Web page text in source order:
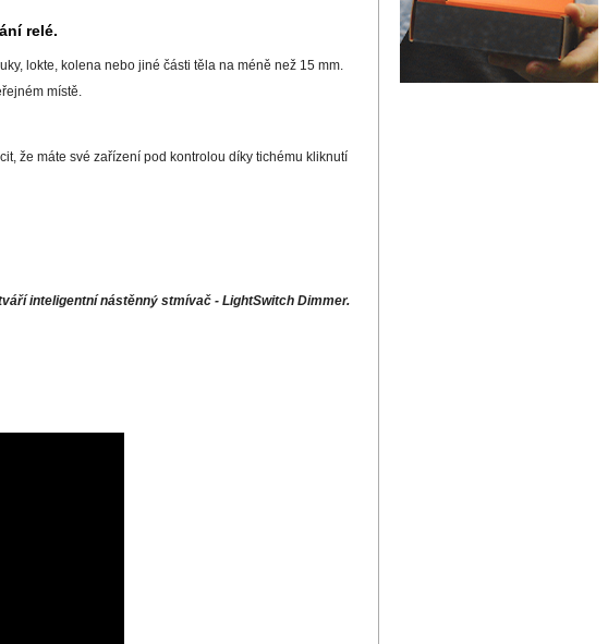
relé.
lokte, kolena nebo jiné části těla na méně než 15 mm.
místě.
že máte své zařízení pod kontrolou díky tichému kliknutí
inteligentní nástěnný stmívač - LightSwitch Dimmer.